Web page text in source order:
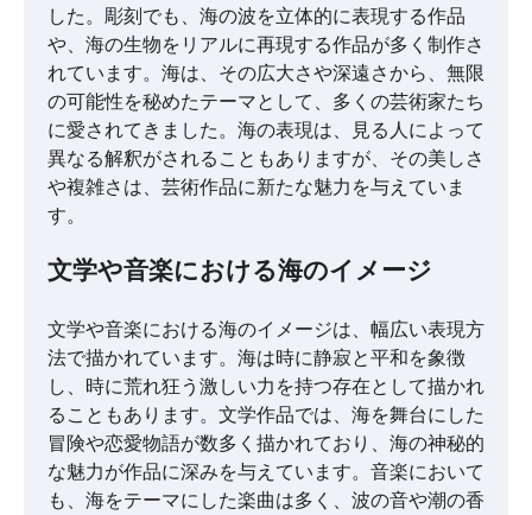
した。彫刻でも、海の波を立体的に表現する作品
や、海の生物をリアルに再現する作品が多く制作さ
れています。海は、その広大さや深遠さから、無限
の可能性を秘めたテーマとして、多くの芸術家たち
に愛されてきました。海の表現は、見る人によって
異なる解釈がされることもありますが、その美しさ
や複雑さは、芸術作品に新たな魅力を与えていま
す。
文学や音楽における海のイメージ
文学や音楽における海のイメージは、幅広い表現方
法で描かれています。海は時に静寂と平和を象徴
し、時に荒れ狂う激しい力を持つ存在として描かれ
ることもあります。文学作品では、海を舞台にした
冒険や恋愛物語が数多く描かれており、海の神秘的
な魅力が作品に深みを与えています。音楽において
も、海をテーマにした楽曲は多く、波の音や潮の香